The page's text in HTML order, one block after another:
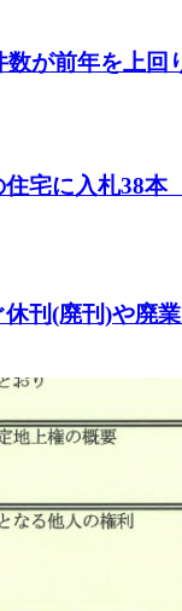
が前年を上回
宅に入札38
刊(廃刊)や廃